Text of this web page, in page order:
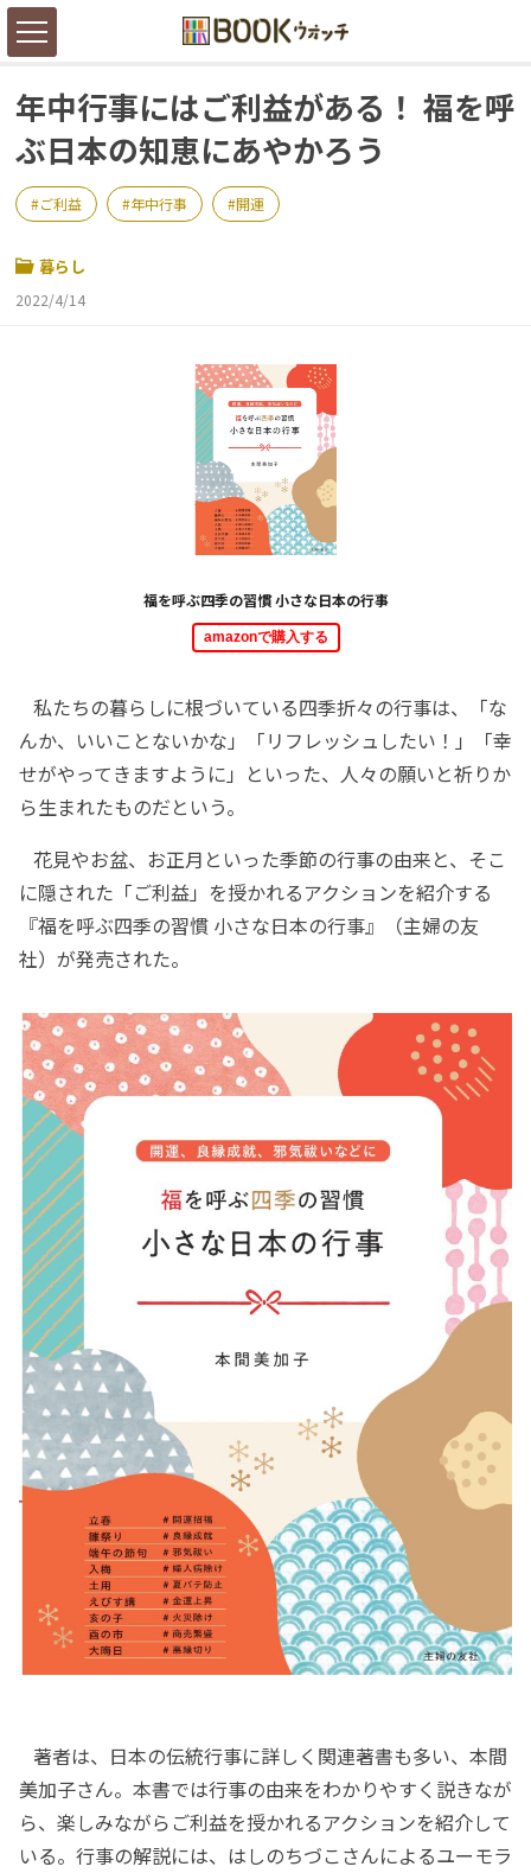
年中行事にはご利益がある！ 福を呼
ぶ日本の知恵にあやかろう
ご利益 年中行事 開運
暮らし
2022/4/14
福を呼ぶ四季の習慣 小さな日本の行事
amazonで購入する
私たちの暮らしに根づいている四季折々の行事は、「な
んか、いいことないかな」「リフレッシュしたい！」「幸
せがやってきますように」といった、人々の願いと祈りか
ら生まれたものだという。
花見やお盆、お正月といった季節の行事の由来と、そこ
に隠された「ご利益」を授かれるアクションを紹介する
『福を呼ぶ四季の習慣 小さな日本の行事』（主婦の友
社）が発売された。
著者は、日本の伝統行事に詳しく関連著書も多い、本間
美加子さん。本書では行事の由来をわかりやすく説きなが
ら、楽しみながらご利益を授かれるアクションを紹介して
いる。行事の解説には、はしのちづこさんによるユーモラ